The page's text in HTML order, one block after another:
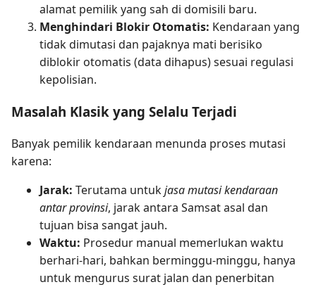
alamat pemilik yang sah di domisili baru.
Menghindari Blokir Otomatis: Kendaraan yang
tidak dimutasi dan pajaknya mati berisiko
diblokir otomatis (data dihapus) sesuai regulasi
kepolisian.
Masalah Klasik yang Selalu Terjadi
Banyak pemilik kendaraan menunda proses mutasi
karena:
Jarak: Terutama untukjasa mutasi kendaraan
antar provinsi, jarak antara Samsat asal dan
tujuan bisa sangat jauh.
Waktu: Prosedur manual memerlukan waktu
berhari-hari, bahkan berminggu-minggu, hanya
untuk mengurus surat jalan dan penerbitan